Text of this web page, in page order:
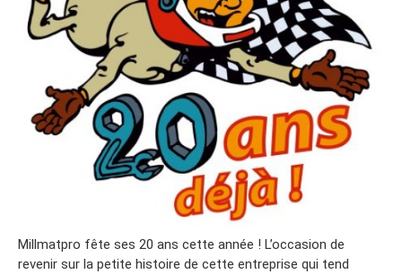
Millmatpro fête ses 20 ans cette année ! L’occasion de
revenir sur la petite histoire de cette entreprise qui tend